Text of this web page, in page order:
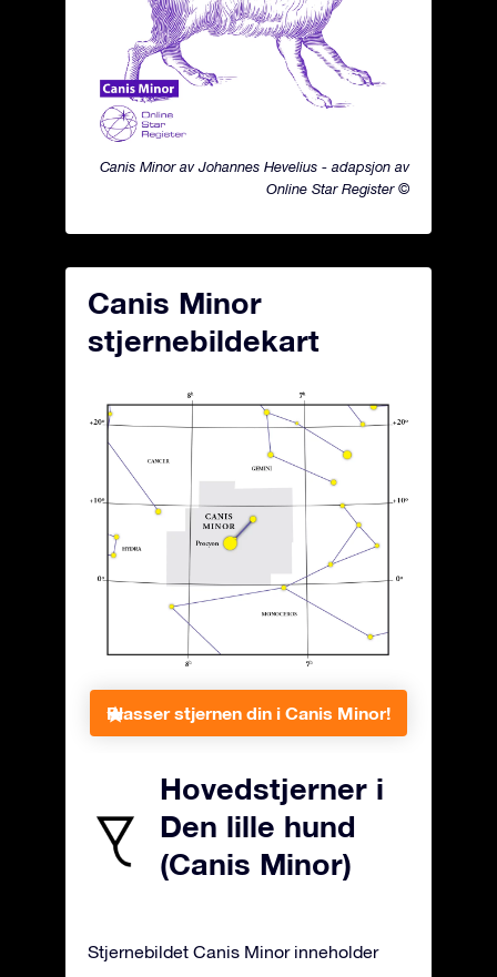
Canis Minor av Johannes Hevelius - adapsjon av
Online Star Register ©
Canis Minor
stjernebildekart
Plasser stjernen din i Canis Minor!
Hovedstjerner i
Den lille hund
(Canis Minor)
Stjernebildet Canis Minor inneholder